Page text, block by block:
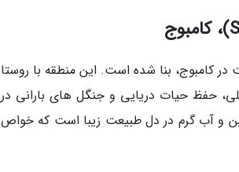
از محیط زیست در کامبوج، بنا شده است. این منطقه با روستا
حفظ حیات دریایی و جنگل های بارانی در
و آب گرم در دل طبیعت زیبا است که خواص